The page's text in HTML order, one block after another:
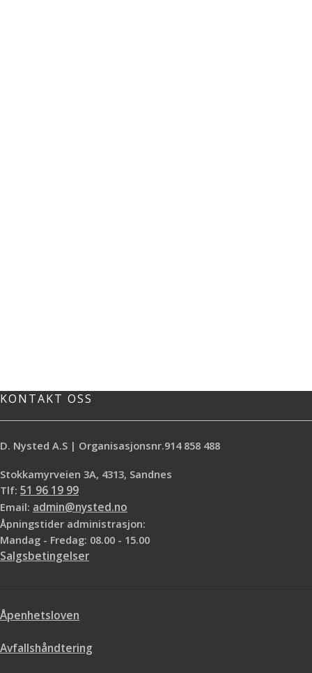
KONTAKT OSS
D. Nysted A.S | Organisasjonsnr.914 858 488
Stokkamyrveien 3A, 4313, Sandnes
Tlf: 51 96 19 99
Email: admin@nysted.no
Åpningstider administrasjon:
Mandag - Fredag: 08.00 - 15.00
Salgsbetingelser
Åpenhetsloven
Avfallshåndtering